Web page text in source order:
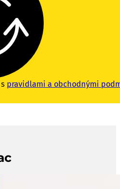
pravidlami a obchodnými